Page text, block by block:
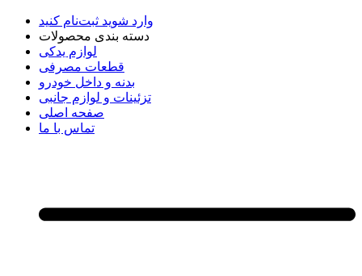
وارد شوید ثبت‌نام کنید
دسته بندی محصولات
لوازم یدکی
قطعات مصرفی
بدنه و داخل خودرو
تزئینات و لوازم جانبی
صفحه اصلی
تماس با ما